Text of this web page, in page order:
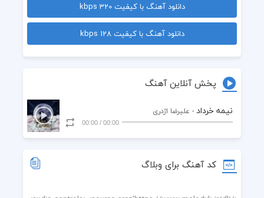
تا ظهور تو عدالت را فریاد کشیدم
تیغ در معرکه بر ظلمت و بیداد کشیم
ما از آغاز به نام تو به پا خواسته ایم
کاخ شب از زهق الباطل تو منشق است
میرسی ای که وجودت همه جا الحق است
دانلود آهنگ با کیفیت 320 kbps
دانلود آهنگ با کیفیت 128 kbps
پخش آنلاین آهنگ
نیمه خرداد - علیرضا اژدری
00:00
/
00:00
کد آهنگ برای وبلاگ